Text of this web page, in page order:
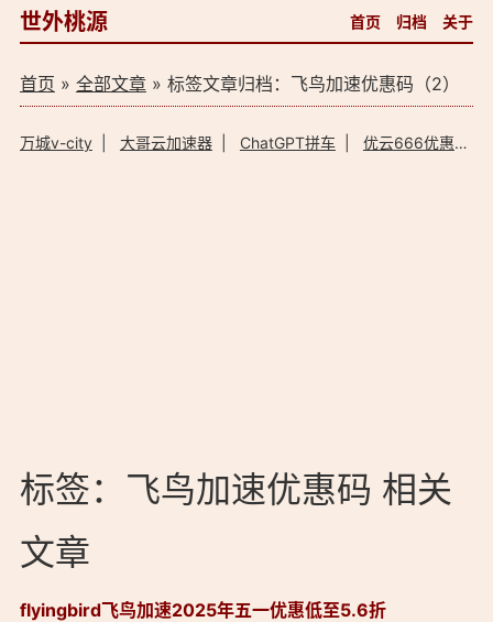
世外桃源 首页 归档 关于
首页 » 全部文章» 标签文章归档：飞鸟加速优惠码（2）
万城v-city| 大哥云加速器| ChatGPT拼车| 优云666优惠码
标签：飞鸟加速优惠码 相关
文章
flyingbird飞鸟加速2025年五一优惠低至5.6折